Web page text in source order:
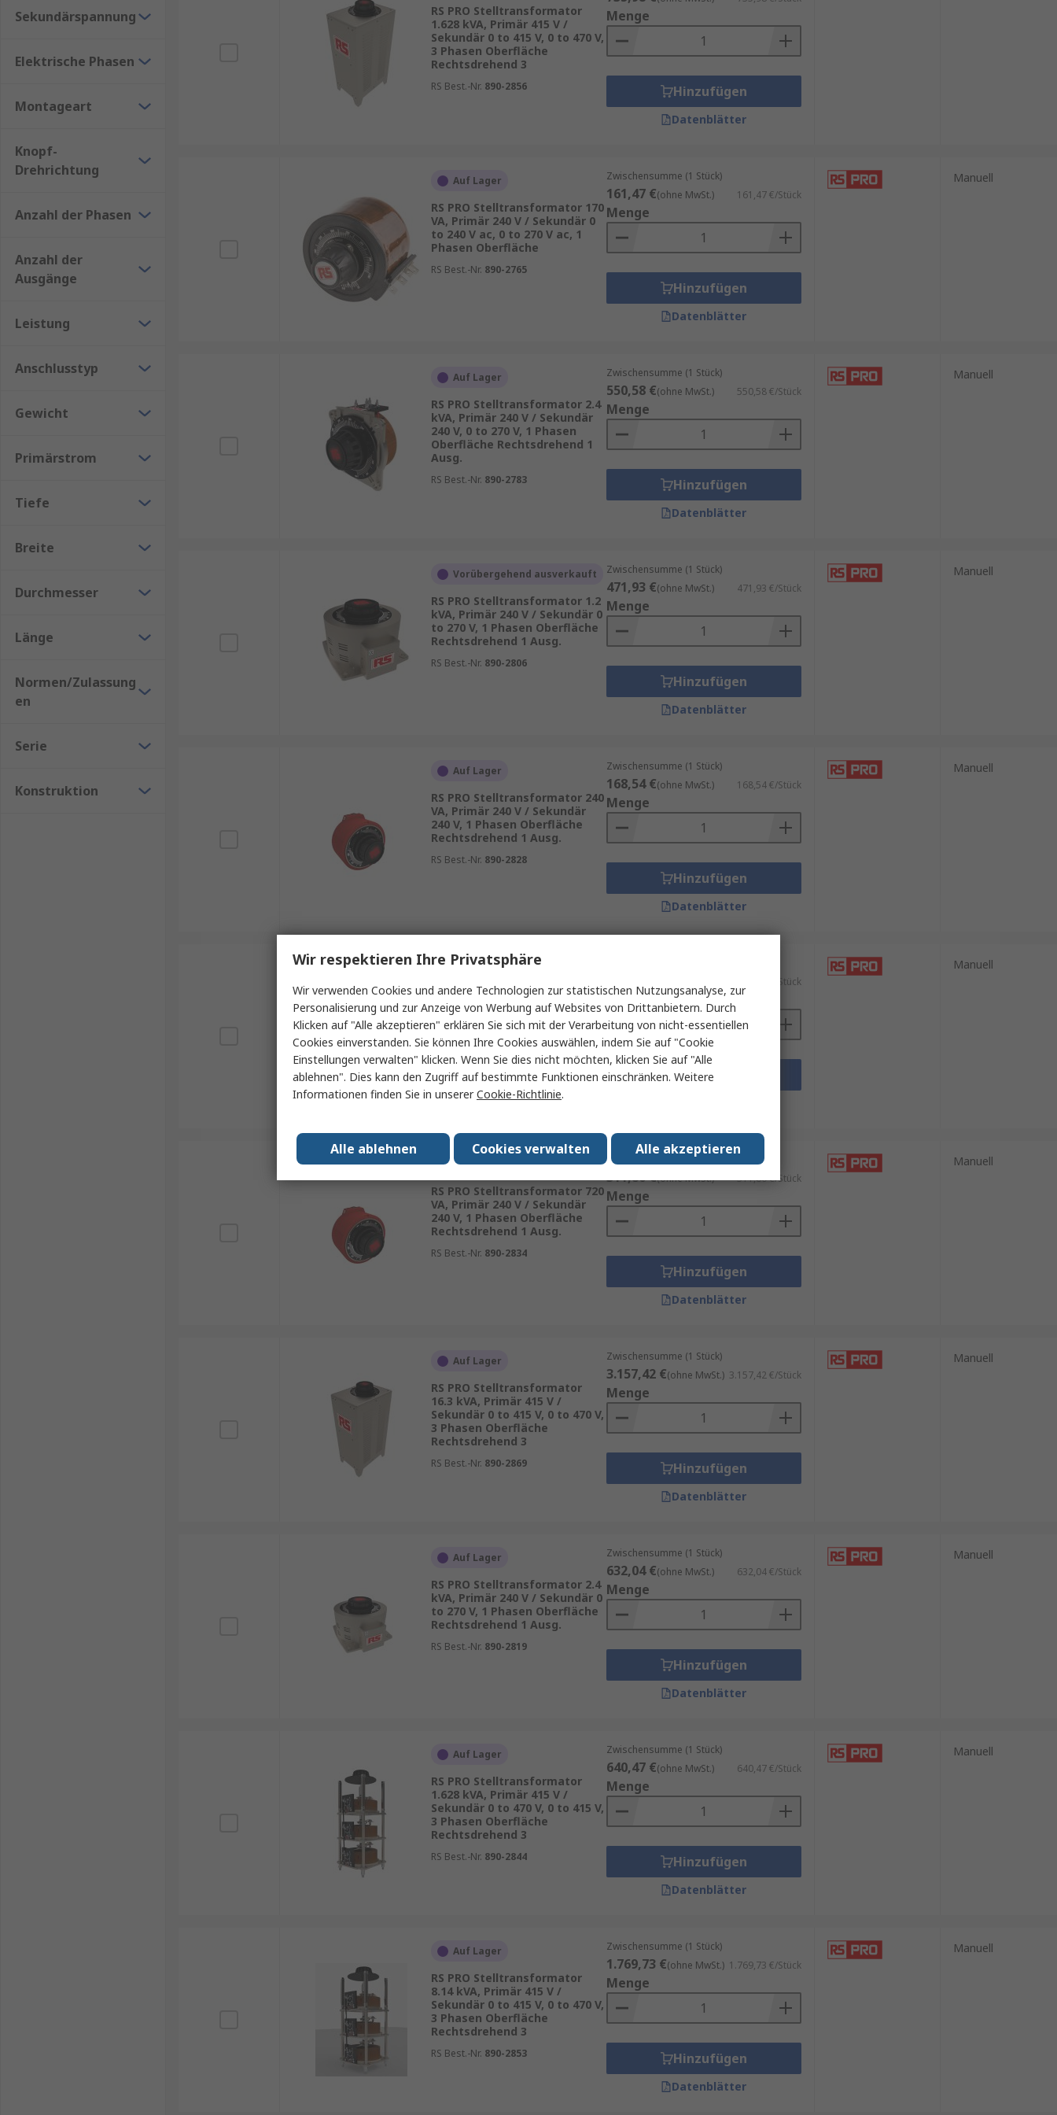
Anforderungen der angeschlossenen Geräte anpassen.
Allgemeine Infos zur Funktionsweise von Stelltrafos finden Sie in unserem Ratgeber.
Sekundärspannung
Elektrische Phasen
Montageart
Knopf-
Drehrichtung
Anzahl der Phasen
Anzahl der
Ausgänge
Leistung
Anschlusstyp
Gewicht
Primärstrom
Tiefe
Breite
Durchmesser
Länge
Normen/Zulassung
en
Serie
Konstruktion
RS PRO Stelltransformator
1.628 kVA, Primär 415 V /
Sekundär 0 to 415 V, 0 to 470 V,
3 Phasen Oberfläche
Rechtsdrehend 3
RS Best.-Nr. 890-2856
Menge
Hinzufügen
Datenblätter
Auf Lager
RS PRO Stelltransformator 170
VA, Primär 240 V / Sekundär 0
to 240 V ac, 0 to 270 V ac, 1
Phasen Oberfläche
RS Best.-Nr. 890-2765
Zwischensumme (1 Stück)
161,47 €(ohne MwSt.) 161,47 €/Stück
Menge
Hinzufügen
Datenblätter
Manuell
Auf Lager
RS PRO Stelltransformator 2.4
kVA, Primär 240 V / Sekundär
240 V, 0 to 270 V, 1 Phasen
Oberfläche Rechtsdrehend 1
Ausg.
RS Best.-Nr. 890-2783
Zwischensumme (1 Stück)
550,58 €(ohne MwSt.) 550,58 €/Stück
Menge
Hinzufügen
Datenblätter
Manuell
Vorübergehend ausverkauft
RS PRO Stelltransformator 1.2
kVA, Primär 240 V / Sekundär 0
to 270 V, 1 Phasen Oberfläche
Rechtsdrehend 1 Ausg.
RS Best.-Nr. 890-2806
Zwischensumme (1 Stück)
471,93 €(ohne MwSt.) 471,93 €/Stück
Menge
Hinzufügen
Datenblätter
Manuell
Auf Lager
RS PRO Stelltransformator 240
VA, Primär 240 V / Sekundär
240 V, 1 Phasen Oberfläche
Rechtsdrehend 1 Ausg.
RS Best.-Nr. 890-2828
Zwischensumme (1 Stück)
168,54 €(ohne MwSt.) 168,54 €/Stück
Menge
Hinzufügen
Datenblätter
Manuell
Auf Lager
RS PRO Stelltransformator 170
VA, Primär 240 V / Sekundär 0
to 270 V, 1 Phasen Oberfläche
Rechtsdrehend 1 Ausg.
RS Best.-Nr.890-2799
202,26 €/Stück
Menge
Hinzufügen
Manuell
Auf Lager
RS PRO Stelltransformator 720
VA, Primär 240 V / Sekundär
240 V, 1 Phasen Oberfläche
Rechtsdrehend 1 Ausg.
RS Best.-Nr. 890-2834
Zwischensumme (1 Stück)
311,80 €(ohne MwSt.) 311,80 €/Stück
Menge
Hinzufügen
Datenblätter
Manuell
Auf Lager
RS PRO Stelltransformator
16.3 kVA, Primär 415 V /
Sekundär 0 to 415 V, 0 to 470 V,
3 Phasen Oberfläche
Rechtsdrehend 3
RS Best.-Nr. 890-2869
Zwischensumme (1 Stück)
3.157,42 €(ohne MwSt.) 3.157,42 €/Stück
Menge
Hinzufügen
Datenblätter
Manuell
Auf Lager
RS PRO Stelltransformator 2.4
kVA, Primär 240 V / Sekundär 0
to 270 V, 1 Phasen Oberfläche
Rechtsdrehend 1 Ausg.
RS Best.-Nr. 890-2819
Zwischensumme (1 Stück)
632,04 €(ohne MwSt.) 632,04 €/Stück
Menge
Hinzufügen
Datenblätter
Manuell
Auf Lager
RS PRO Stelltransformator
1.628 kVA, Primär 415 V /
Sekundär 0 to 470 V, 0 to 415 V,
3 Phasen Oberfläche
Rechtsdrehend 3
RS Best.-Nr. 890-2844
Zwischensumme (1 Stück)
640,47 €(ohne MwSt.) 640,47 €/Stück
Menge
Hinzufügen
Datenblätter
Manuell
Auf Lager
RS PRO Stelltransformator
8.14 kVA, Primär 415 V /
Sekundär 0 to 415 V, 0 to 470 V,
3 Phasen Oberfläche
Rechtsdrehend 3
RS Best.-Nr. 890-2853
Zwischensumme (1 Stück)
1.769,73 €(ohne MwSt.) 1.769,73 €/Stück
Menge
Hinzufügen
Datenblätter
Manuell
Wir respektieren Ihre Privatsphäre
Wir verwenden Cookies und andere Technologien zur statistischen Nutzungsanalyse, zur
Personalisierung und zur Anzeige von Werbung auf Websites von Drittanbietern. Durch
Klicken auf "Alle akzeptieren" erklären Sie sich mit der Verarbeitung von nicht-essentiellen
Cookies einverstanden. Sie können Ihre Cookies auswählen, indem Sie auf "Cookie
Einstellungen verwalten" klicken. Wenn Sie dies nicht möchten, klicken Sie auf "Alle
ablehnen". Dies kann den Zugriff auf bestimmte Funktionen einschränken. Weitere
Informationen finden Sie in unsererCookie-Richtlinie.
Alle akzeptieren
Cookies verwalten
Alle ablehnen